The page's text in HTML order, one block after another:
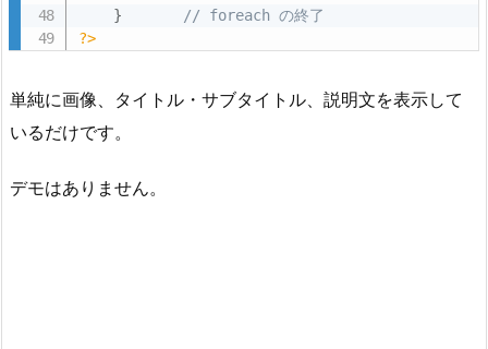
}
// foreach の終了
?>
単純に画像、タイトル・サブタイトル、説明文を表示して
いるだけです。
デモはありません。